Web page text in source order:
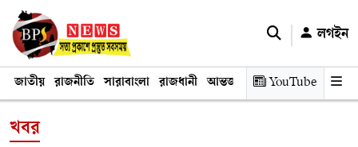
লগইন
জাতীয় রাজনীতি সারাবাংলা রাজধানী আন্তর্জাতিক অর্থনীতি তথ্য
YouTube
খবর